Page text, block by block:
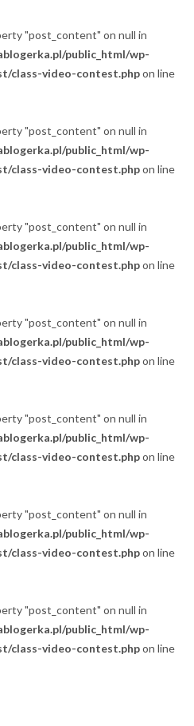
"post_content" on null in
public_html/wp-
class-video-contest.phpon line
"post_content" on null in
public_html/wp-
class-video-contest.phpon line
"post_content" on null in
public_html/wp-
class-video-contest.phpon line
"post_content" on null in
public_html/wp-
class-video-contest.phpon line
"post_content" on null in
public_html/wp-
class-video-contest.phpon line
"post_content" on null in
public_html/wp-
class-video-contest.phpon line
"post_content" on null in
public_html/wp-
class-video-contest.phpon line